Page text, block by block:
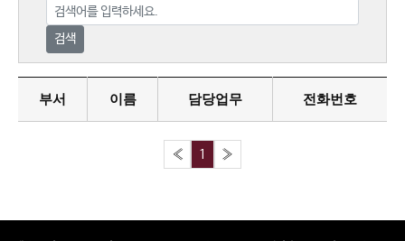
검색
부서 이름 담당업무 전화번호
« 1 »